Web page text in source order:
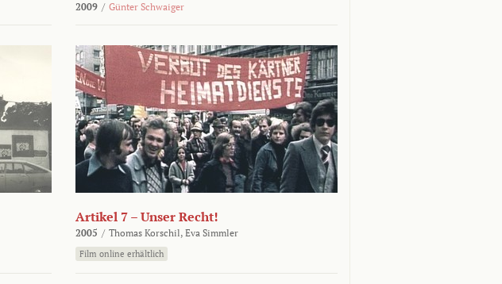
2009 / Günter Schwaiger
Artikel 7 – Unser Recht!
2005 / Thomas Korschil, Eva Simmler
Film online erhältlich